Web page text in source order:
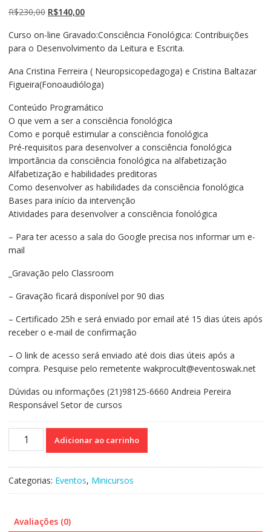
R$230,00 O
original
era:
R$140,00O
atual
é:
Curso on-line Gravado:Consciência Fonológica: Contribuições
para o Desenvolvimento da Leitura e Escrita.
Ana Cristina Ferreira ( Neuropsicopedagoga) e Cristina Baltazar
Figueira(Fonoaudióloga)
Conteúdo Programático
O que vem a ser a consciência fonológica
Como e porquê estimular a consciência fonológica
Pré-requisitos para desenvolver a consciência fonológica
Importância da consciência fonológica na alfabetização
Alfabetização e habilidades preditoras
Como desenvolver as habilidades da consciência fonológica
Bases para início da intervenção
Atividades para desenvolver a consciência fonológica
– Para ter acesso a sala do Google precisa nos informar um e-
mail
_Gravação pelo Classroom
– Gravação ficará disponível por 90 dias
– Certificado 25h e será enviado por email até 15 dias úteis após
receber o e-mail de confirmação
– O link de acesso será enviado até dois dias úteis após a
compra. Pesquise pelo remetente wakprocult@eventoswak.net
Dúvidas ou informações (21)98125-6660 Andreia Pereira
Responsável Setor de cursos
Curso
236:
Contribuições
Adicionar ao carrinho
Categorias: Eventos, Minicursos
Avaliações (0)